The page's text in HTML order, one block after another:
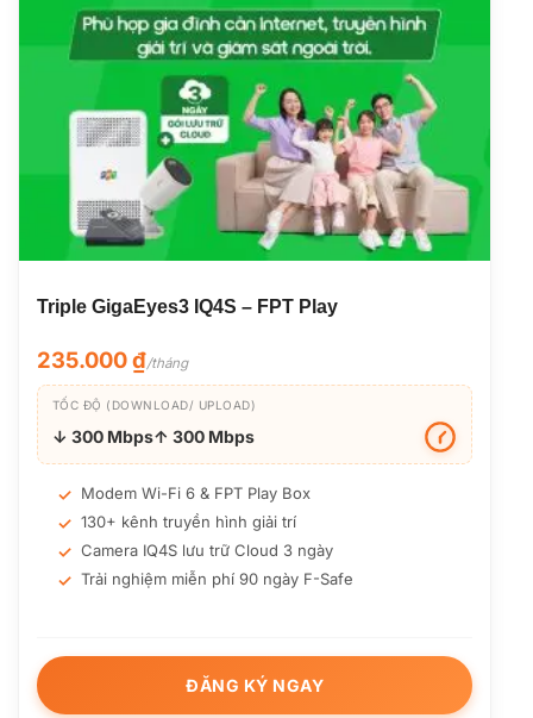
Triple GigaEyes3 IQ4S – FPT Play
235.000₫/tháng
TỐC ĐỘ (DOWNLOAD/ UPLOAD)
↓ 300 Mbps↑ 300 Mbps
Modem Wi-Fi 6 & FPT Play Box
130+ kênh truyền hình giải trí
Camera IQ4S lưu trữ Cloud 3 ngày
Trải nghiệm miễn phí 90 ngày F-Safe
ĐĂNG KÝ NGAY